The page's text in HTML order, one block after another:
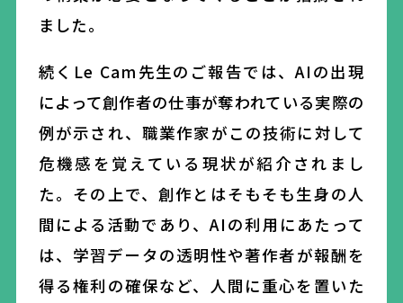
ました。
続く Le Cam 先生のご報告では、AI の出現
によって創作者の仕事が奪われている実際の
例が示され、 職業作家が この技術に対して
危機感を覚えている 現状が紹介されまし
た。その上で、創作とはそもそも生身の人
間による活動であ り 、AI の利用にあたって
は、学習データの透明性や著作者が報酬を
得る権利の確保など、人間に重心を置いた